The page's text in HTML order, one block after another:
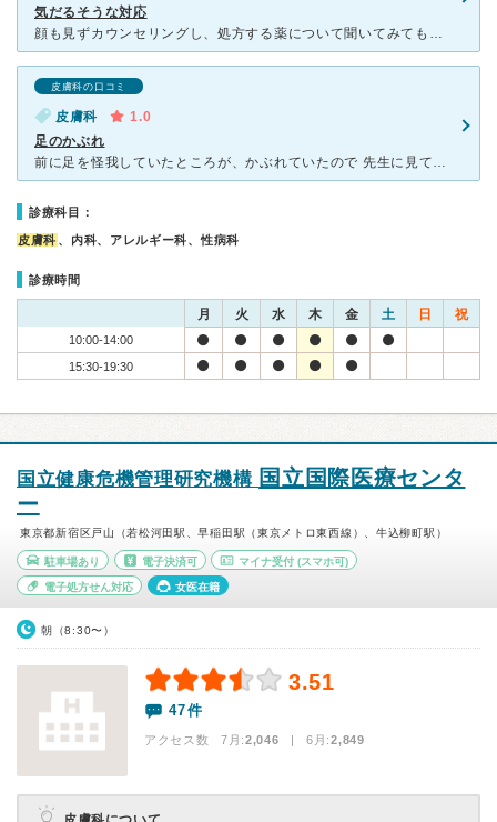
気だるそうな対応
顔も見ずカウンセリングし、処方する薬について聞いてみても使ってみてとしかいってくれません その他の塗り薬のことを聞いてもどれも同じようなものと言われました。 適当でめんどくさそうでした 処方
皮膚科の口コミ
皮膚科
1.0
足のかぶれ
前に足を怪我していたところが、かぶれていたので 先生に見てもらいました。 貼り薬と飲み薬を出されました。 薬を飲んで、貼り薬を使用し2日位たってから体中がひどく痒くなり、赤いブツブツが体中に出て
診療科目：
皮膚科 、内科、アレルギー科、性病科
診療時間
月 火 水 木 金 土 日 祝
10:00-14:00
15:30-19:30
国立健康危機管理研究機構 国立国際医療センタ
ー
東京都新宿区戸山（若松河田駅、早稲田駅（東京メトロ東西線）、牛込柳町駅）
駐車場あり 電子決済可 マイナ受付 (スマホ可)
電子処方せん対応 女医在籍
朝（8:30〜）
3.51
47件
アクセス数 7月:2,046 | 6月:2,849